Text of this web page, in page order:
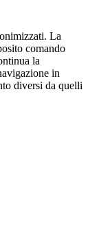
La
comando
la
in
diversi da quelli